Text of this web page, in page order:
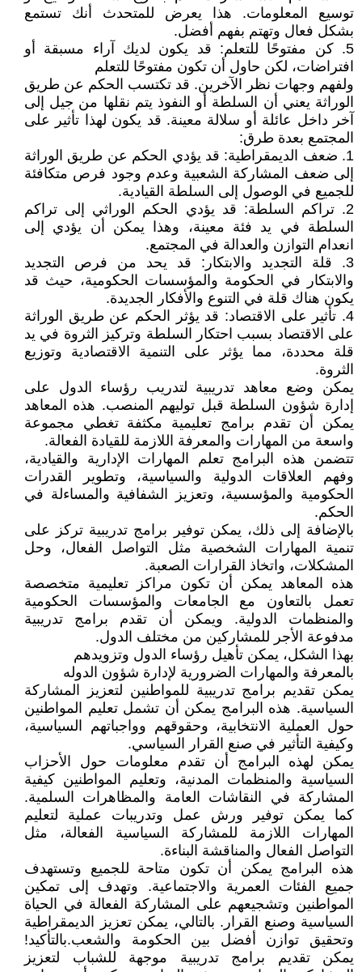
توسيع المعلومات. هذا يعرض للمتحدث أنك تستمع
بشكل فعال وتهتم بفهم أفضل.
5. كن مفتوحًا للتعلم: قد يكون لديك آراء مسبقة أو
افتراضات، لكن حاول أن تكون مفتوحًا للتعلم
ولفهم وجهات نظر الآخرين. قد تكتسب الحكم عن طريق
الوراثة يعني أن السلطة أو النفوذ يتم نقلها من جيل إلى
آخر داخل عائلة أو سلالة معينة. قد يكون لهذا تأثير على
المجتمع بعدة طرق:
1. ضعف الديمقراطية: قد يؤدي الحكم عن طريق الوراثة
إلى ضعف المشاركة الشعبية وعدم وجود فرص متكافئة
للجميع في الوصول إلى السلطة القيادية.
2. تراكم السلطة: قد يؤدي الحكم الوراثي إلى تراكم
السلطة في يد فئة معينة، وهذا يمكن أن يؤدي إلى
انعدام التوازن والعدالة في المجتمع.
3. قلة التجديد والابتكار: قد يحد من فرص التجديد
والابتكار في الحكومة والمؤسسات الحكومية، حيث قد
يكون هناك قلة في التنوع والأفكار الجديدة.
4. تأثير على الاقتصاد: قد يؤثر الحكم عن طريق الوراثة
على الاقتصاد بسبب احتكار السلطة وتركيز الثروة في يد
قلة محددة، مما يؤثر على التنمية الاقتصادية وتوزيع
الثروة.
يمكن وضع معاهد تدريبية لتدريب رؤساء الدول على
إدارة شؤون السلطة قبل توليهم المنصب. هذه المعاهد
يمكن أن تقدم برامج تعليمية مكثفة تغطي مجموعة
واسعة من المهارات والمعرفة اللازمة للقيادة الفعالة.
تتضمن هذه البرامج تعلم المهارات الإدارية والقيادية،
وفهم العلاقات الدولية والسياسية، وتطوير القدرات
الحكومية والمؤسسية، وتعزيز الشفافية والمساءلة في
الحكم.
بالإضافة إلى ذلك، يمكن توفير برامج تدريبية تركز على
تنمية المهارات الشخصية مثل التواصل الفعال، وحل
المشكلات، واتخاذ القرارات الصعبة.
هذه المعاهد يمكن أن تكون مراكز تعليمية متخصصة
تعمل بالتعاون مع الجامعات والمؤسسات الحكومية
والمنظمات الدولية. ويمكن أن تقدم برامج تدريبية
مدفوعة الأجر للمشاركين من مختلف الدول.
بهذا الشكل، يمكن تأهيل رؤساء الدول وتزويدهم
بالمعرفة والمهارات الضرورية لإدارة شؤون الدوله
يمكن تقديم برامج تدريبية للمواطنين لتعزيز المشاركة
السياسية. هذه البرامج يمكن أن تشمل تعليم المواطنين
حول العملية الانتخابية، وحقوقهم وواجباتهم السياسية،
وكيفية التأثير في صنع القرار السياسي.
يمكن لهذه البرامج أن تقدم معلومات حول الأحزاب
السياسية والمنظمات المدنية، وتعليم المواطنين كيفية
المشاركة في النقاشات العامة والمظاهرات السلمية.
كما يمكن توفير ورش عمل وتدريبات عملية لتعليم
المهارات اللازمة للمشاركة السياسية الفعالة، مثل
التواصل الفعال والمناقشة البناءة.
هذه البرامج يمكن أن تكون متاحة للجميع وتستهدف
جميع الفئات العمرية والاجتماعية. وتهدف إلى تمكين
المواطنين وتشجيعهم على المشاركة الفعالة في الحياة
السياسية وصنع القرار. بالتالي، يمكن تعزيز الديمقراطية
وتحقيق توازن أفضل بين الحكومة والشعب.بالتأكيد!
يمكن تقديم برامج تدريبية موجهة للشباب لتعزيز